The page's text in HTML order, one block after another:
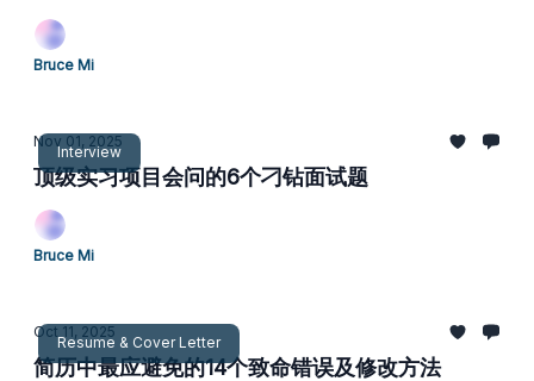
Bruce Mi
Interview
Nov 01, 2025
顶级实习项目会问的6个刁钻面试题
Bruce Mi
Resume & Cover Letter
Oct 11, 2025
简历中最应避免的14个致命错误及修改方法